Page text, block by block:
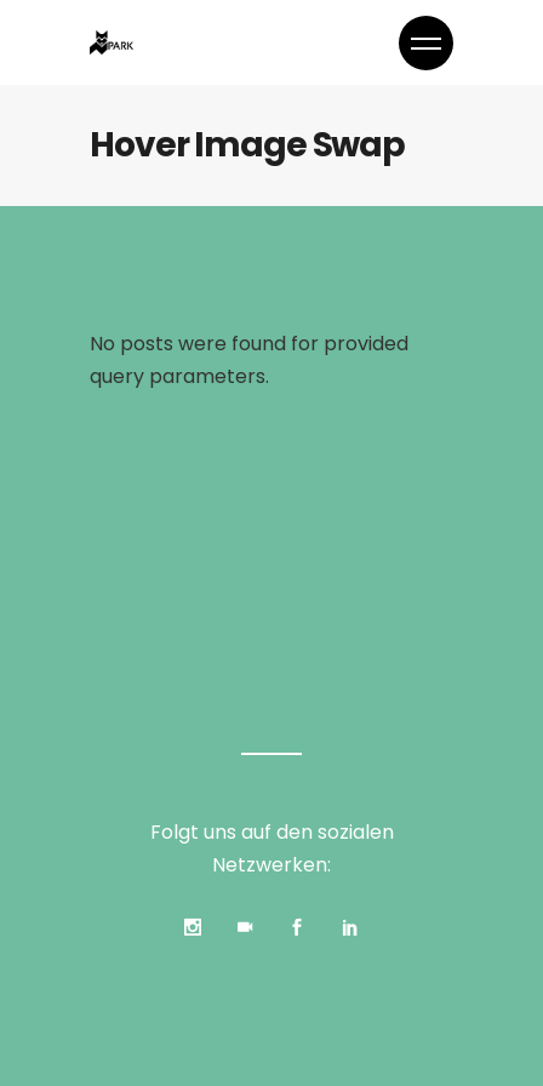
Hover Image Swap
No posts were found for provided
query parameters.
Folgt uns auf den sozialen
Netzwerken: